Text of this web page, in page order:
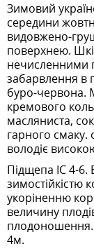
Зимовий
середини
видовжено-
поверхнею.
нечисленними
забарвлення в
буро-червона.
кремового
масляниста,
гарного смаку.
володіє
Підщепа ІС 4-6.
зимостійкістю
укоріненню
величину
плодоношення.
4м.